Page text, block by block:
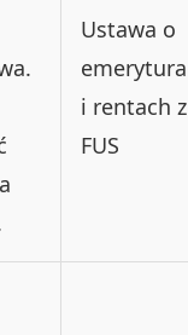
Ustawa o
i rentach z
FUS